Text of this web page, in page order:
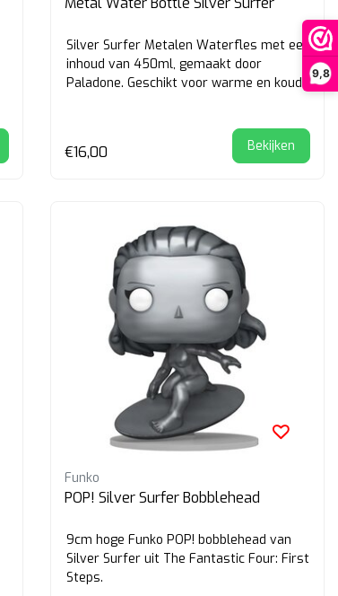
9,8
Silver Surfer Metalen Waterfles met een
inhoud van 450ml, gemaakt door
Paladone. Geschikt voor warme en koude
€16,00 Bekijken
Funko
POP! Silver Surfer Bobblehead
9cm hoge Funko POP! bobblehead van
Silver Surfer uit The Fantastic Four: First
Steps.